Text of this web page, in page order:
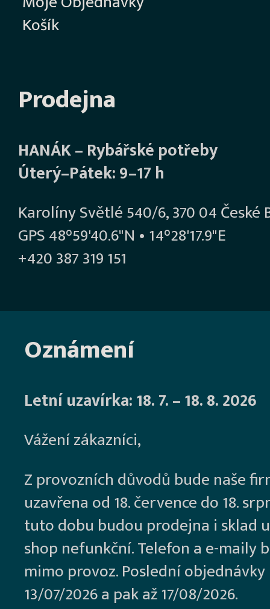
Košík
Prodejna
HANÁK – Rybářské potřeby
Úterý–Pátek: 9–17 h
Karolíny Světlé 540/6, 370 04 České
GPS 48°59'40.6"N • 14°28'17.9"E
+420 387 319 151
Oznámení
Letní uzavírka: 18. 7. – 18. 8. 2026
Vážení zákazníci,
Z provozních důvodů bude naše
uzavřena od 18. července do 18.
tuto dobu budou prodejna i sklad
shop nefunkční. Telefon a e-maily
mimo provoz. Poslední
13/07/2026 a pak až 17/08/2026.